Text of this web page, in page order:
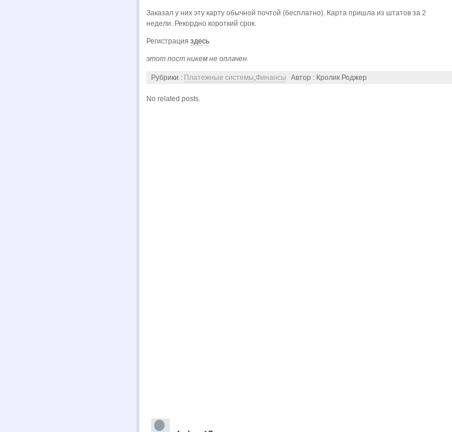
Заказал у них эту карту обычной почтой (бесплатно). Карта пришла из штатов за 2
недели. Рекордно короткий срок.
Регистрация здесь
этот пост никем не оплачен.
Рубрики : Платежные системы,Финансы Автор : Кролик Роджер
No related posts.